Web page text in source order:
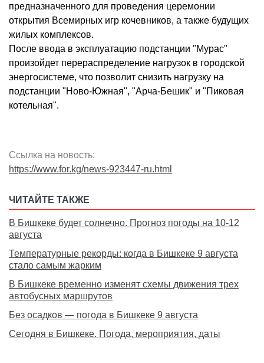
предназначенного для проведения церемонии
открытия Всемирных игр кочевников, а также будущих
жилых комплексов.
После ввода в эксплуатацию подстанции "Мурас"
произойдет перераспределение нагрузок в городской
энергосистеме, что позволит снизить нагрузку на
подстанции "Ново-Южная", "Арча-Бешик" и "Пиковая
котельная".
Ссылка на новость:
https://www.for.kg/news-923447-ru.html
ЧИТАЙТЕ ТАКЖЕ
В Бишкеке будет солнечно. Прогноз погоды на 10-12
августа
Температурные рекорды: когда в Бишкеке 9 августа
стало самым жарким
В Бишкеке временно изменят схемы движения трех
автобусных маршрутов
Без осадков — погода в Бишкеке 9 августа
Сегодня в Бишкеке. Погода, мероприятия, даты